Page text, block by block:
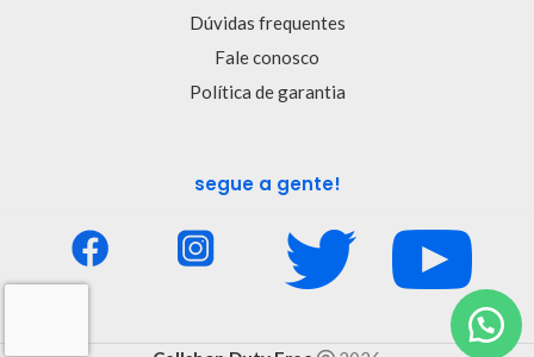
Dúvidas frequentes
Fale conosco
Política de garantia
segue a gente!